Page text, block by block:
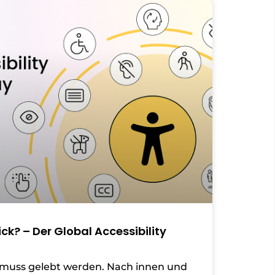
– Der Global Accessibility
gelebt werden. Nach innen und